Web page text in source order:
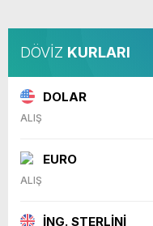
DÖVİZ KURLARI
DOLAR
ALIŞ
EURO
ALIŞ
İNG. STERLİNİ